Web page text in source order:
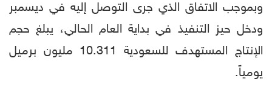
وبموجب الاتفاق الذي جرى التوصل إليه في ديسمبر
ودخل حيز التنفيذ في بداية العام الحالي، يبلغ حجم
الإنتاج المستهدف للسعودية 10.311 مليون برميل
يومياً.